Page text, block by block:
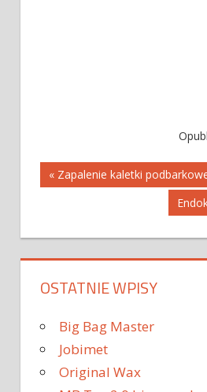
Nawigacja
« Zapalenie kaletki
OSTATNIE WPISY
Big Bag Master
Jobimet
Original Wax